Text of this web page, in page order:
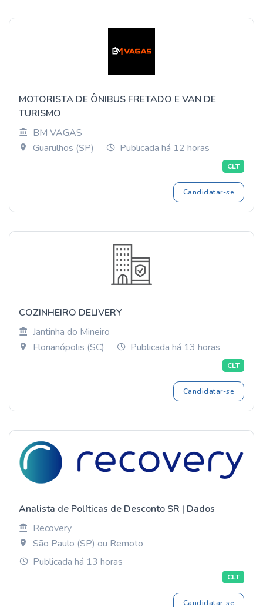
MOTORISTA DE ÔNIBUS FRETADO E VAN DE
TURISMO
BM VAGAS
Guarulhos (SP)
Publicada há 12 horas
CLT
Candidatar-se
COZINHEIRO DELIVERY
Jantinha do Mineiro
Florianópolis (SC)
Publicada há 13 horas
CLT
Candidatar-se
Analista de Políticas de Desconto SR | Dados
Recovery
São Paulo (SP) ou Remoto
Publicada há 13 horas
CLT
Candidatar-se